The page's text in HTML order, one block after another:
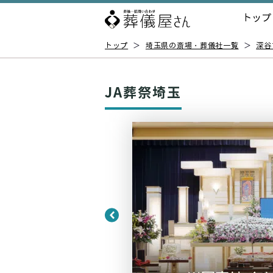
トップ
トップ ＞ 埼玉県の斎場・葬儀社一覧 ＞ 深
JA葬祭埼玉